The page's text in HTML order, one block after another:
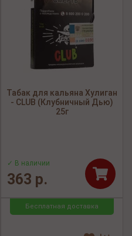
Табак для кальяна Хулиган
- CLUB (Клубничный Дью)
25г
✓ В наличии
363 р.
Бесплатная доставка